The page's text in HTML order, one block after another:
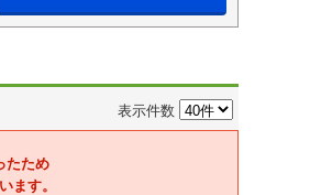
表示件数
たため
ます。